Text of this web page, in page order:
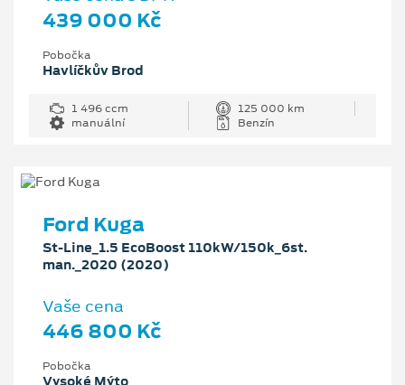
439 000 Kč
Pobočka
Havlíčkův Brod
1 496 ccm
125 000 km
manuální
Benzín
Ford Kuga
St-Line_1.5 EcoBoost 110kW/150k_6st.
man._2020 (2020)
Vaše cena
446 800 Kč
Pobočka